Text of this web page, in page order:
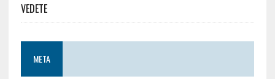
VEDETE
META